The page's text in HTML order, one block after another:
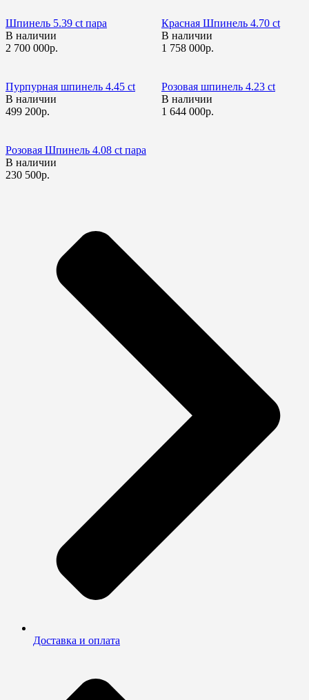
Шпинель 5.39 ct пара
В наличии
2 700 000р.
Красная Шпинель 4.70 сt
В наличии
1 758 000р.
Пурпурная шпинель 4.45 ct
В наличии
499 200р.
Розовая шпинель 4.23 ct
В наличии
1 644 000р.
Розовая Шпинель 4.08 ct пара
В наличии
230 500р.
Доставка и оплата